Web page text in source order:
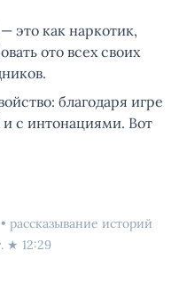
это как наркотик,
ото всех своих
благодаря игре
с интонациями. Вот
рассказывание историй
★ 12:29